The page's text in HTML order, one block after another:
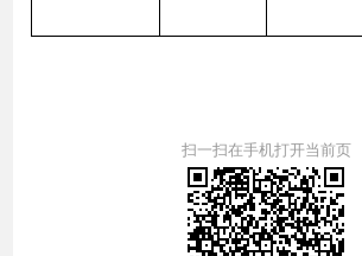
扫一扫在手机打开当前页